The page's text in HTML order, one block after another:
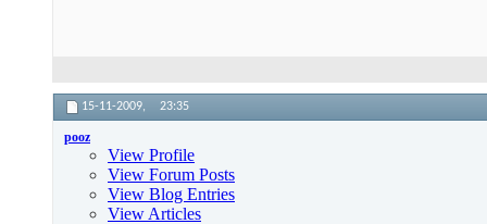
15-11-2009, 23:35
pooz
View Profile
View Forum Posts
View Blog Entries
View Articles